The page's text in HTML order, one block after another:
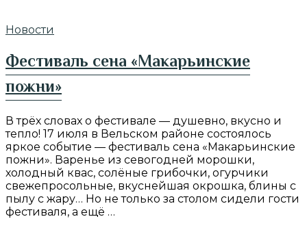
Новости
Фестиваль сена «Макарьинские
пожни»
В трёх словах о фестивале — душевно, вкусно и
тепло! 17 июля в Вельском районе состоялось
яркое событие — фестиваль сена «Макарьинские
пожни». Варенье из севогодней морошки,
холодный квас, солёные грибочки, огурчики
свежепросольные, вкуснейшая окрошка, блины с
пылу с жару… Но не только за столом сидели гости
фестиваля, а ещё …